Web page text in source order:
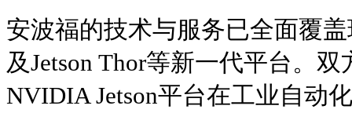
安波福的技术与服务已全面覆
及Jetson Thor等新一代平台。
NVIDIA Jetson平台在工业自动